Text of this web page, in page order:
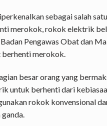
sebagai salah
merokok, rokok elektrik
Pengawas Obat dan
berhenti merokok.
besar orang yang
untuk berhenti dari
rokok konvensional